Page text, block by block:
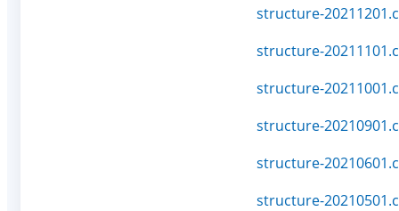
structure-
structure-
structure-
structure-
structure-
structure-